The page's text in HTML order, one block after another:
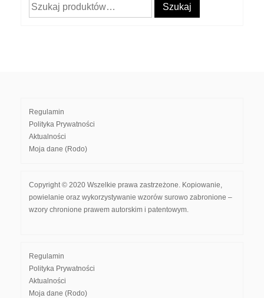
Szukaj: Szukaj
Regulamin
Polityka Prywatności
Aktualności
Moja dane (Rodo)
Copyright © 2020 Wszelkie prawa zastrzeżone. Kopiowanie,
powielanie oraz wykorzystywanie wzorów surowo zabronione –
wzory chronione prawem autorskim i patentowym.
Regulamin
Polityka Prywatności
Aktualności
Moja dane (Rodo)